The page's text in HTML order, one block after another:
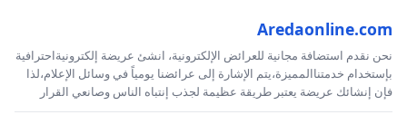
Aredaonline.com
نحن نقدم استضافة مجانية للعرائض الإلكترونية، انشئ عريضة إلكترونيةاحترافية
بإستخدام خدمتناالمميزة،يتم الإشارة إلى عرائضنا يومياً في وسائل الإعلام،لذا
فإن إنشائك عريضة يعتبر طريقة عظيمة لجذب إنتباه الناس وصانعي القرار